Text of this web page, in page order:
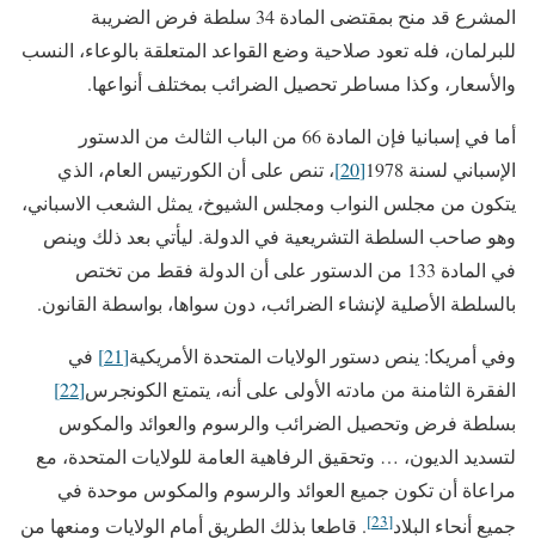
المشرع قد منح بمقتضى المادة 34 سلطة فرض الضريبة
للبرلمان، فله تعود صلاحية وضع القواعد المتعلقة بالوعاء، النسب
والأسعار، وكذا مساطر تحصيل الضرائب بمختلف أنواعها.
أما في إسبانيا فإن المادة 66 من الباب الثالث من الدستور
الإسباني لسنة 1978
[20]
، تنص على أن الكورتيس العام، الذي
يتكون من مجلس النواب ومجلس الشيوخ، يمثل الشعب الاسباني،
وهو صاحب السلطة التشريعية في الدولة. ليأتي بعد ذلك وينص
في المادة 133 من الدستور على أن الدولة فقط من تختص
بالسلطة الأصلية لإنشاء الضرائب، دون سواها، بواسطة القانون.
وفي أمريكا: ينص دستور الولايات المتحدة الأمريكية[21]
في
الفقرة الثامنة من مادته الأولى على أنه، يتمتع الكونجرس[22]
بسلطة فرض وتحصيل الضرائب والرسوم والعوائد والمكوس
لتسديد الديون، … وتحقيق الرفاهية العامة للولايات المتحدة، مع
مراعاة أن تكون جميع العوائد والرسوم والمكوس موحدة في
جميع أنحاء البلاد[23]
. قاطعا بذلك الطريق أمام الولايات ومنعها من